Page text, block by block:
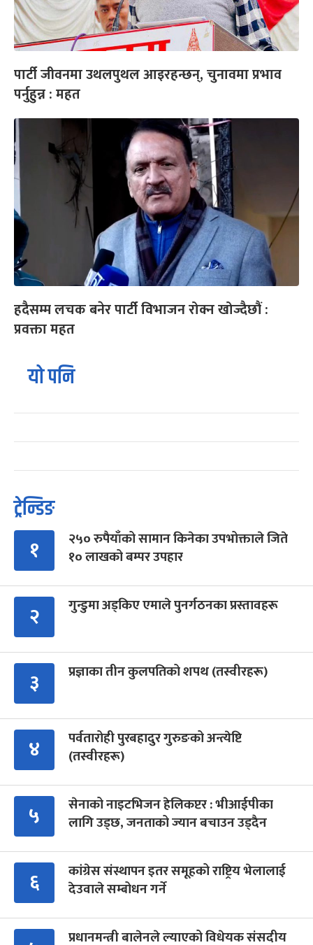
पार्टी जीवनमा उथलपुथल आइरहन्छन्, चुनावमा प्रभाव
पर्नुहुन्न : महत
हदैसम्म लचक बनेर पार्टी विभाजन रोक्न खोज्दैछौं :
प्रवक्ता महत
यो पनि
ट्रेन्डिङ
१
२५० रुपैयाँको सामान किनेका उपभोक्ताले जिते
१० लाखको बम्पर उपहार
२ गुन्डुमा अड्किए एमाले पुनर्गठनका प्रस्तावहरू
३ प्रज्ञाका तीन कुलपतिको शपथ (तस्वीरहरू)
४
पर्वतारोही पुरबहादुर गुरुङको अन्त्येष्टि
(तस्वीरहरू)
५
सेनाको नाइटभिजन हेलिकप्टर : भीआईपीका
लागि उड्छ, जनताको ज्यान बचाउन उड्दैन
६
कांग्रेस संस्थापन इतर समूहको राष्ट्रिय भेलालाई
देउवाले सम्बोधन गर्ने
प्रधानमन्त्री बालेनले ल्याएको विधेयक संसदीय